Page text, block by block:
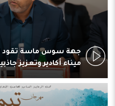
جهة سوس ماسة تقود
ميناء أكادير وتعزيز